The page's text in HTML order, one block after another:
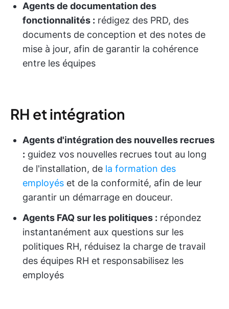
Agents de documentation des
fonctionnalités : rédigez des PRD, des
documents de conception et des notes de
mise à jour, afin de garantir la cohérence
entre les équipes
RH et intégration
Agents d'intégration des nouvelles recrues
: guidez vos nouvelles recrues tout au long
de l'installation, de la formation des
employés et de la conformité, afin de leur
garantir un démarrage en douceur.
Agents FAQ sur les politiques : répondez
instantanément aux questions sur les
politiques RH, réduisez la charge de travail
des équipes RH et responsabilisez les
employés